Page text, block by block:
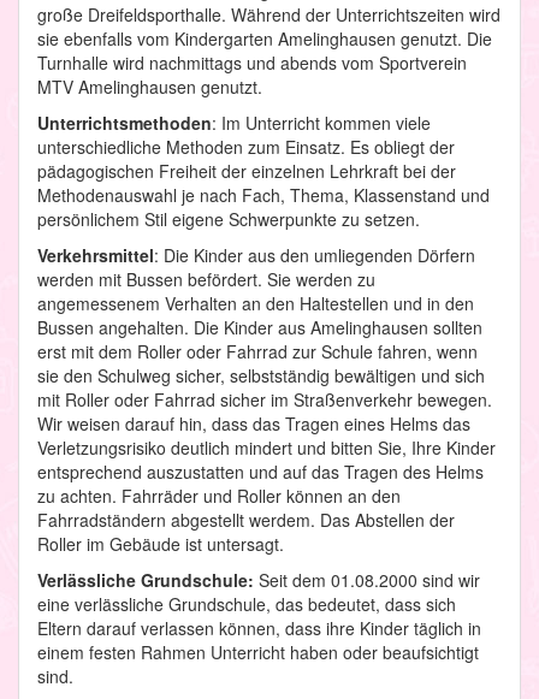
große Dreifeldsporthalle. Während der Unterrichtszeiten wird
sie ebenfalls vom Kindergarten Amelinghausen genutzt. Die
Turnhalle wird nachmittags und abends vom Sportverein
MTV Amelinghausen genutzt.
Unterrichtsmethoden: Im Unterricht kommen viele
unterschiedliche Methoden zum Einsatz. Es obliegt der
pädagogischen Freiheit der einzelnen Lehrkraft bei der
Methodenauswahl je nach Fach, Thema, Klassenstand und
persönlichem Stil eigene Schwerpunkte zu setzen.
Verkehrsmittel: Die Kinder aus den umliegenden Dörfern
werden mit Bussen befördert. Sie werden zu
angemessenem Verhalten an den Haltestellen und in den
Bussen angehalten. Die Kinder aus Amelinghausen sollten
erst mit dem Roller oder Fahrrad zur Schule fahren, wenn
sie den Schulweg sicher, selbstständig bewältigen und sich
mit Roller oder Fahrrad sicher im Straßenverkehr bewegen.
Wir weisen darauf hin, dass das Tragen eines Helms das
Verletzungsrisiko deutlich mindert und bitten Sie, Ihre Kinder
entsprechend auszustatten und auf das Tragen des Helms
zu achten. Fahrräder und Roller können an den
Fahrradständern abgestellt werdem. Das Abstellen der
Roller im Gebäude ist untersagt.
Verlässliche Grundschule: Seit dem 01.08.2000 sind wir
eine verlässliche Grundschule, das bedeutet, dass sich
Eltern darauf verlassen können, dass ihre Kinder täglich in
einem festen Rahmen Unterricht haben oder beaufsichtigt
sind.